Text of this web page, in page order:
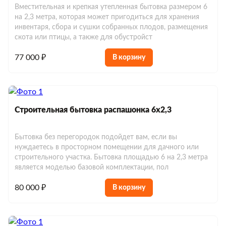
Вместительная и крепкая утепленная бытовка размером 6
на 2,3 метра, которая может пригодиться для хранения
инвентаря, сбора и сушки собранных плодов, размещения
скота или птицы, а также для обустройст
77 000 ₽ В корзину
Строительная бытовка распашонка 6х2,3
Бытовка без перегородок подойдет вам, если вы
нуждаетесь в просторном помещении для дачного или
строительного участка. Бытовка площадью 6 на 2,3 метра
является моделью базовой комплектации, пол
80 000 ₽ В корзину